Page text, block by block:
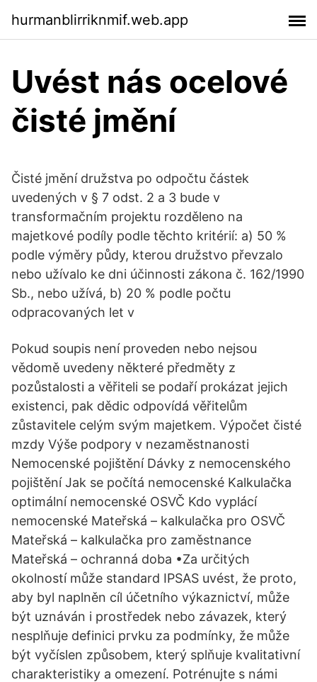
hurmanblirriknmif.web.app
Uvést nás ocelové
čisté jmění
Čisté jmění družstva po odpočtu částek
uvedených v § 7 odst. 2 a 3 bude v
transformačním projektu rozděleno na
majetkové podíly podle těchto kritérií: a) 50 %
podle výměry půdy, kterou družstvo převzalo
nebo užívalo ke dni účinnosti zákona č. 162/1990
Sb., nebo užívá, b) 20 % podle počtu
odpracovaných let v
Pokud soupis není proveden nebo nejsou
vědomě uvedeny některé předměty z
pozůstalosti a věřiteli se podaří prokázat jejich
existenci, pak dědic odpovídá věřitelům
zůstavitele celým svým majetkem. Výpočet čisté
mzdy Výše podpory v nezaměstnanosti
Nemocenské pojištění Dávky z nemocenského
pojištění Jak se počítá nemocenské Kalkulačka
optimální nemocenské OSVČ Kdo vyplácí
nemocenské Mateřská – kalkulačka pro OSVČ
Mateřská – kalkulačka pro zaměstnance
Mateřská – ochranná doba •Za určitých
okolností může standard IPSAS uvést, že proto,
aby byl naplněn cíl účetního výkaznictví, může
být uznáván i prostředek nebo závazek, který
nesplňuje definici prvku za podmínky, že může
být vyčíslen způsobem, který splňuje kvalitativní
charakteristiky a omezení. Potrénujte s námi